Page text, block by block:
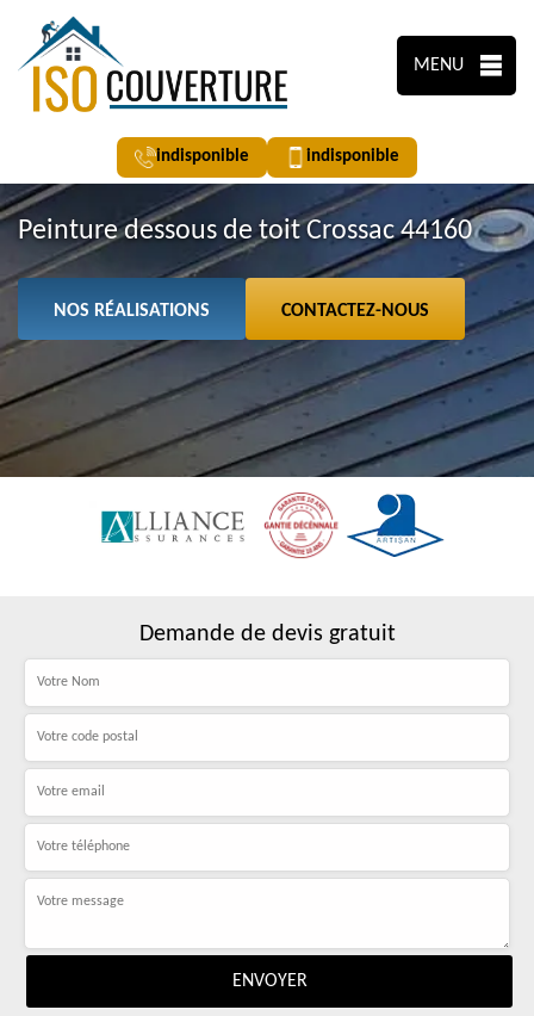
MENU
indisponible indisponible
Peinture dessous de toit Crossac 44160
NOS RÉALISATIONS CONTACTEZ-NOUS
Demande de devis gratuit